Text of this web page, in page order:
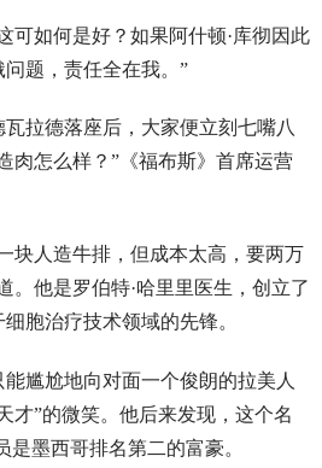
可如何是好？如果阿什顿·库彻因此
题，责任全在我。”
拉德落座后，大家便立刻七嘴八
肉怎么样？”《福布斯》首席运营
块人造牛排，但成本太高，要两万
。他是罗伯特·哈里里医生，创立了
胞治疗技术领域的先锋。
尴尬地向对面一个俊朗的拉美人
才”的微笑。他后来发现，这个名
是墨西哥排名第二的富豪。